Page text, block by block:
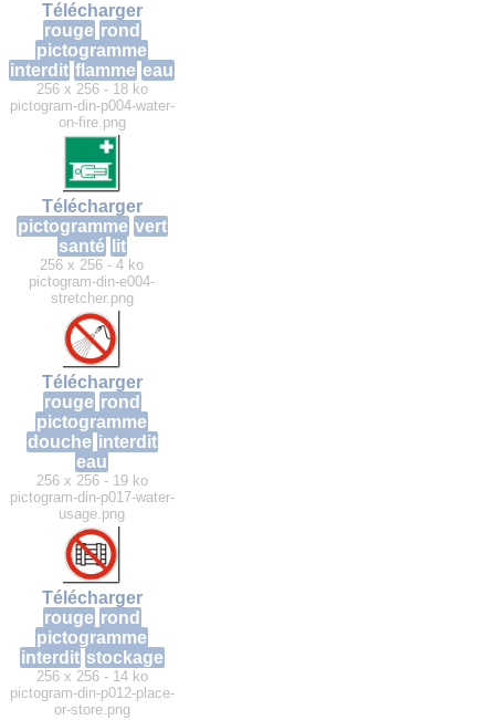
Télécharger
rouge rond
pictogramme
interdit flamme eau
256 x 256 - 18 ko
pictogram-din-p004-water-
on-fire.png
Télécharger
pictogramme vert
santé
lit
256 x 256 - 4 ko
pictogram-din-e004-
stretcher.png
Télécharger
rouge rond
pictogramme
douche interdit
eau
256 x 256 - 19 ko
pictogram-din-p017-water-
usage.png
Télécharger
rouge rond
pictogramme
interdit stockage
256 x 256 - 14 ko
pictogram-din-p012-place-
or-store.png